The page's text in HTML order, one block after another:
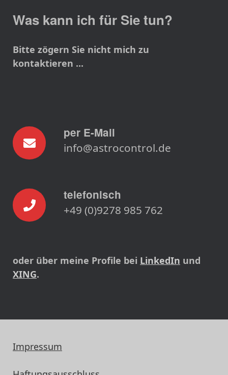
Was kann ich für Sie tun?
Bitte zögern Sie nicht mich zu
kontaktieren ...
per E-Mail
info@astrocontrol.de
telefonisch
+49 (0)9278 985 762
oder über meine Profile bei LinkedIn und
XING.
Impressum